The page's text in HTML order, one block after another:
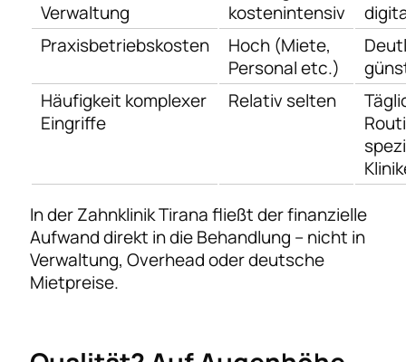
Verwaltung
kostenintensiv
Praxisbetriebskosten
Hoch (Miete,
Personal etc.)
Häufigkeit komplexer
Eingriffe
Relativ selten
In der Zahnklinik Tirana fließt der finanzielle
Aufwand direkt in die Behandlung – nicht in
Verwaltung, Overhead oder deutsche
Mietpreise.